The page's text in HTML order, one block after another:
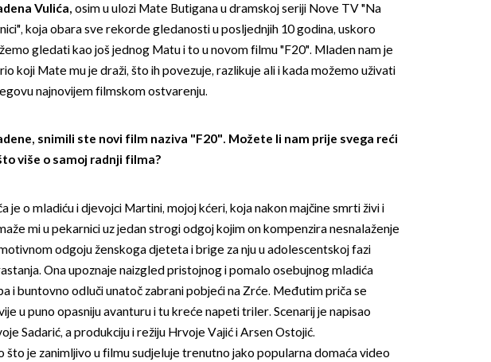
Vulića, osim u ulozi Mate Butigana u dramskoj seriji Nove TV "Na
koja obara sve rekorde gledanosti u posljednjih 10 godina, uskoro
gledati kao još jednog Matu i to u novom filmu "F20". Mladen nam je
koji Mate mu je draži, što ih povezuje, razlikuje ali i kada možemo uživati
najnovijem filmskom ostvarenju.
snimili ste novi film naziva "F20". Možete li nam prije svega reći
više o samoj radnji filma?
je o mladiću i djevojci Martini, mojoj kćeri, koja nakon majčine smrti živi i
mi u pekarnici uz jedan strogi odgoj kojim on kompenzira nesnalaženje
odgoju ženskoga djeteta i brige za nju u adolescentskoj fazi
Ona upoznaje naizgled pristojnog i pomalo osebujnog mladića
i buntovno odluči unatoč zabrani pobjeći na Zrće. Međutim priča se
u puno opasniju avanturu i tu kreće napeti triler. Scenarij je napisao
Sadarić, a produkciju i režiju Hrvoje Vajić i Arsen Ostojić.
što je zanimljivo u filmu sudjeluje trenutno jako popularna domaća video